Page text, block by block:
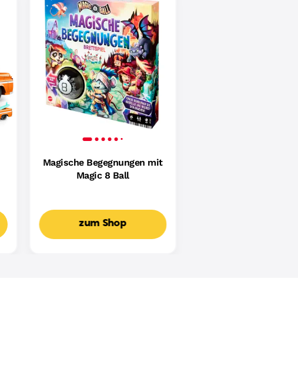
Magische Begegnungen mit
Magic 8 Ball
zum Shop